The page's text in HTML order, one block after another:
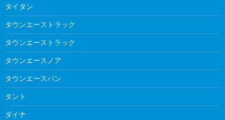
タイタン
タウンエーストラック
タウンエーストラック
タウンエースノア
タウンエースバン
タント
ダイナ